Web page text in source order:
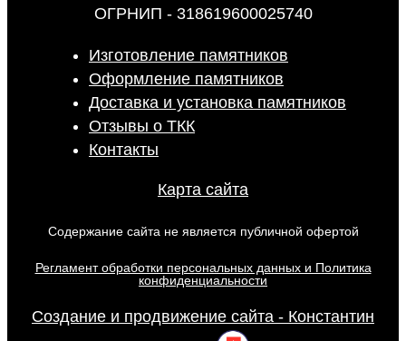
ОГРНИП - 318619600025740
Изготовление памятников
Оформление памятников
Доставка и установка памятников
Отзывы о ТКК
Контакты
Карта сайта
Содержание сайта не является публичной офертой
Регламент обработки персональных данных и Политика
конфиденциальности
Создание и продвижение сайта - Константин